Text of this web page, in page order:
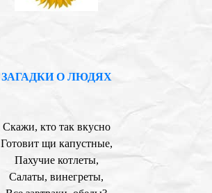
ЗАГАДКИ О ЛЮДЯХ
Скажи, кто так вкусно
Готовит щи капустные,
Пахучие котлеты,
Салаты, винегреты,